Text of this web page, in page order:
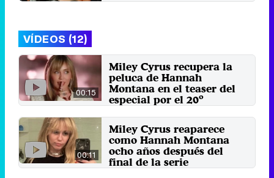
VÍDEOS (12)
00:15
Miley Cyrus recupera la
peluca de Hannah
Montana en el teaser del
especial por el 20º
aniversario
11 de marzo 2026
00:11
Miley Cyrus reaparece
como Hannah Montana
ocho años después del
final de la serie